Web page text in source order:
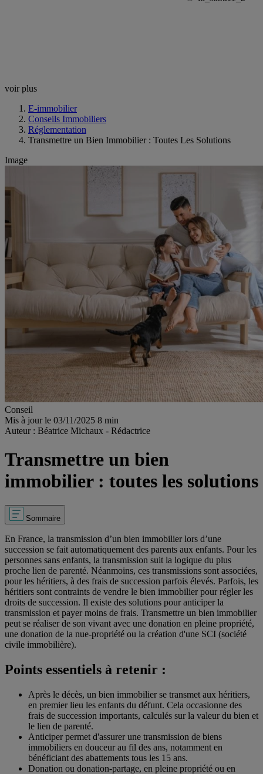
voir plus
E-immobilier
Conseils Immobiliers
Réglementation
Transmettre un Bien Immobilier : Toutes Les Solutions
Image
Conseil
Mis à jour le 03/11/2025 8 min
Auteur : Béatrice Michaux - Rédactrice
Transmettre un bien
immobilier : toutes les solutions
Sommaire
En France, la transmission d’un bien immobilier lors d’une
succession se fait automatiquement des parents aux enfants. Pour les
personnes sans enfants, la transmission suit la logique du plus
proche lien de parenté. Néanmoins, ces transmissions sont associées,
pour les héritiers, à des frais de succession parfois élevés. Parfois, les
héritiers sont contraints de vendre le bien immobilier pour régler les
droits de succession. Il existe des solutions pour anticiper la
transmission et payer moins de frais. Transmettre un bien immobilier
peut se réaliser de son vivant avec une donation en pleine propriété,
une donation de la nue-propriété ou la création d'une SCI (société
civile immobilière).
Points essentiels à retenir :
Après le décès, un bien immobilier se transmet aux héritiers,
en premier lieu les enfants du défunt. Cela occasionne des
frais de succession importants, calculés sur la valeur du bien et
le lien de parenté.
Anticiper permet d'assurer une transmission de biens
immobiliers en douceur au fil des ans, notamment en
bénéficiant des abattements tous les 15 ans.
Donation ou donation-partage, en pleine propriété ou en